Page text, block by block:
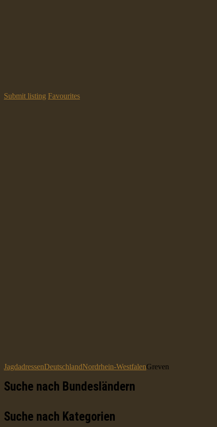
Submit listing Favourites
JagdadressenDeutschlandNordrhein-WestfalenGreven
Suche nach Bundesländern
Suche nach Kategorien